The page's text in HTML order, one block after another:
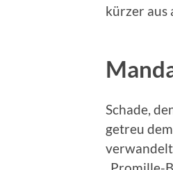
kürzer aus
Schade,
getreu